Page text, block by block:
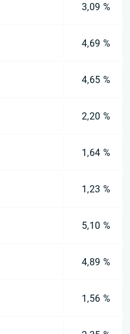
3,09 %
4,69 %
4,65 %
2,20 %
1,64 %
1,23 %
5,10 %
4,89 %
1,56 %